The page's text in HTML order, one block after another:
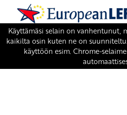
SKP on Euroopan
european-left.org
european-left.org/manifesto/